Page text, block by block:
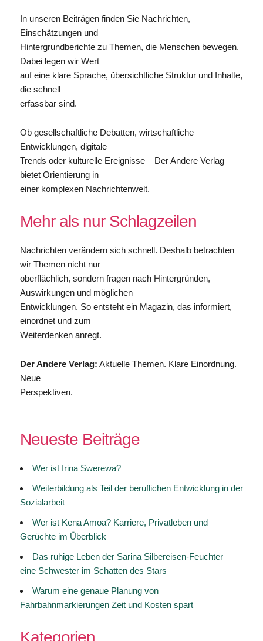
In unseren Beiträgen finden Sie Nachrichten,
Einschätzungen und
Hintergrundberichte zu Themen, die Menschen bewegen.
Dabei legen wir Wert
auf eine klare Sprache, übersichtliche Struktur und Inhalte,
die schnell
erfassbar sind.
Ob gesellschaftliche Debatten, wirtschaftliche
Entwicklungen, digitale
Trends oder kulturelle Ereignisse – Der Andere Verlag
bietet Orientierung in
einer komplexen Nachrichtenwelt.
Mehr als nur Schlagzeilen
Nachrichten verändern sich schnell. Deshalb betrachten
wir Themen nicht nur
oberflächlich, sondern fragen nach Hintergründen,
Auswirkungen und möglichen
Entwicklungen. So entsteht ein Magazin, das informiert,
einordnet und zum
Weiterdenken anregt.
Der Andere Verlag: Aktuelle Themen. Klare Einordnung.
Neue
Perspektiven.
Neueste Beiträge
Wer ist Irina Swerewa?
Weiterbildung als Teil der beruflichen Entwicklung in der
Sozialarbeit
Wer ist Kena Amoa? Karriere, Privatleben und
Gerüchte im Überblick
Das ruhige Leben der Sarina Silbereisen-Feuchter –
eine Schwester im Schatten des Stars
Warum eine genaue Planung von
Fahrbahnmarkierungen Zeit und Kosten spart
Kategorien